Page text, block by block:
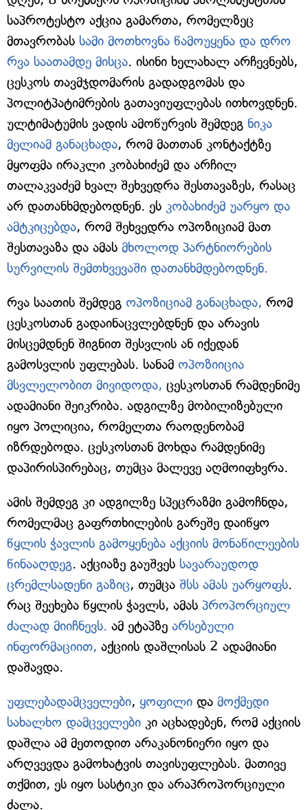
საპროტესტო აქცია გამართა, რომელზეც
მთავრობას სამი მოთხოვნა წამოუყენა და დრო
რვა საათამდე მისცა. ისინი ხელახალ არჩევნებს,
ცესკოს თავმჯდომარის გადადგომას და
პოლიტპატიმრების გათავიუფლებას ითხოვდნენ.
ულტიმატუმის ვადის ამოწურვის შემდეგ ნიკა
მელიამ განაცხადა, რომ მათთან კონტაქტზე
მყოფმა ირაკლი კობახიძემ და არჩილ
თალაკვაძემ ხვალ შეხვედრა შესთავაზეს, რასაც
არ დათანხმდებოდნენ. ეს კობახიძემ უარყო და
ამტკიცებდა, რომ შეხვედრა ოპოზიციამ მათ
შესთავაზა და ამას მხოლოდ პარტნიორების
სურვილის შემთხვევაში დათანხმდებოდნენ.
რვა საათის შემდეგ ოპოზიციამ განაცხადა, რომ
ცესკოსთან გადაინაცვლებდნენ და არავის
მისცემდნენ შიგნით შესვლის ან იქედან
გამოსვლის უფლებას. სანამ ოპოზიიცია
მსვლელობით მივიდოდა, ცესკოსთან რამდენიმე
ადამიანი შეიკრიბა. ადგილზე მობილიზებული
იყო პოლიცია, რომელთა რაოდენობამ
იზრდებოდა. ცესკოსთან მოხდა რამდენიმე
დაპირისპირებაც, თუმცა მალევე აღმოიფხვრა.
ამის შემდეგ კი ადგილზე სპეცრაზმი გამოჩნდა,
რომელმაც გაფრთხილების გარეშე დაიწყო
წყლის ჭავლის გამოყენება აქციის მონაწილეების
წინააღდეგ. აქციაზე გაუშვეს სავარაუდოდ
ცრემლსადენი გაზიც, თუმცა შსს ამას უარყოფს.
რაც შეეხება წყლის ჭავლს, ამას პროპორციულ
ძალად მიიჩნევს. ამ ეტაპზე არსებული
ინფორმაციით, აქციის დაშლისას 2 ადამიანი
დაშავდა.
უფლებადამცველები, ყოფილი და მოქმედი
სახალხო დამცველები კი აცხადებენ, რომ აქციის
დაშლა ამ მეთოდით არაკანონიერი იყო და
არღვევდა გამოხატვის თავისუფლებას. მათივე
თქმით, ეს იყო სასტიკი და არაპროპორციული
ძალა.